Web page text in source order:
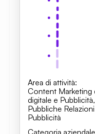
Area di attività:
Content Marketing
digitale e Pubblicità,
Pubbliche
Pubblicità
Categoria aziendale